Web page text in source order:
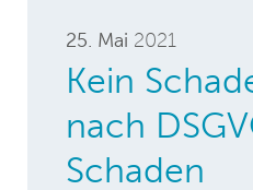
25. Mai 2021
Kein
nach
Schaden